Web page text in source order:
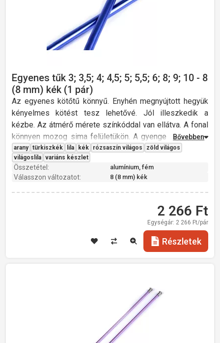
Egyenes tűk 3; 3,5; 4; 4,5; 5; 5,5; 6; 8; 9; 10 - 8
(8 mm) kék (1 pár)
Az egyenes kötőtű könnyű. Enyhén megnyújtott hegyük
kényelmes kötést tesz lehetővé. Jól illeszkedik a
kézbe. Az átmérő mérete színkóddal van ellátva. A fonal
könnyen mozog sima felületükön. A gyenge tűk vékony
fonalhoz alkalmasak, a nagyobb számú tűk, éppen
ellenkezőleg, a vastagabb fonalhoz és anyaghoz.
Átmérő: 3; 3,5; 4; 4,5; 5; 5,5; 6; 8; 9; 10 mm
Üreges
arany türkiszkék lila kék rózsaszín világos
zöld világos
világoslila variáns készlet
Összetétel: alumínium, fém
Válasszon változatot: 8 (8 mm) kék
2 266 Ft
Egységár: 2 266 Ft/pár
Részletek